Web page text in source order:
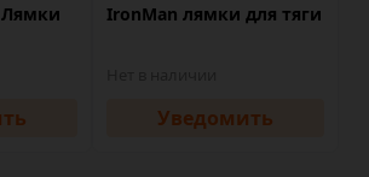
Лямки
IronMan лямки для тяги
Уведомить